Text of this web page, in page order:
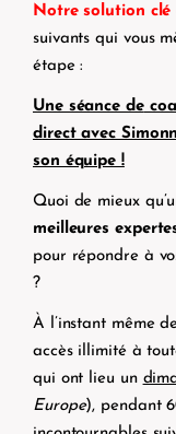
Notre solution clé
suivants qui vous
étape :
Une séance de
direct avec
son équipe !
Quoi de mieux
meilleures
pour répondre à
?
À l’instant même
accès illimité à
qui ont lieu un
Europe), pendant